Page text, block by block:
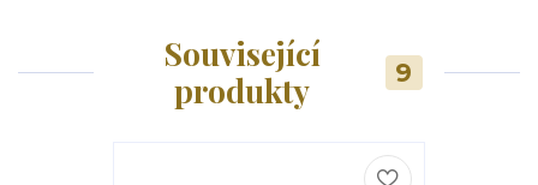
Související
produkty
9